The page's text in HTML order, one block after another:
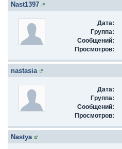
Nast1397
Дата:
Группа:
Сообщений:
Просмотров:
nastasia
Дата:
Группа:
Сообщений:
Просмотров:
Nastya